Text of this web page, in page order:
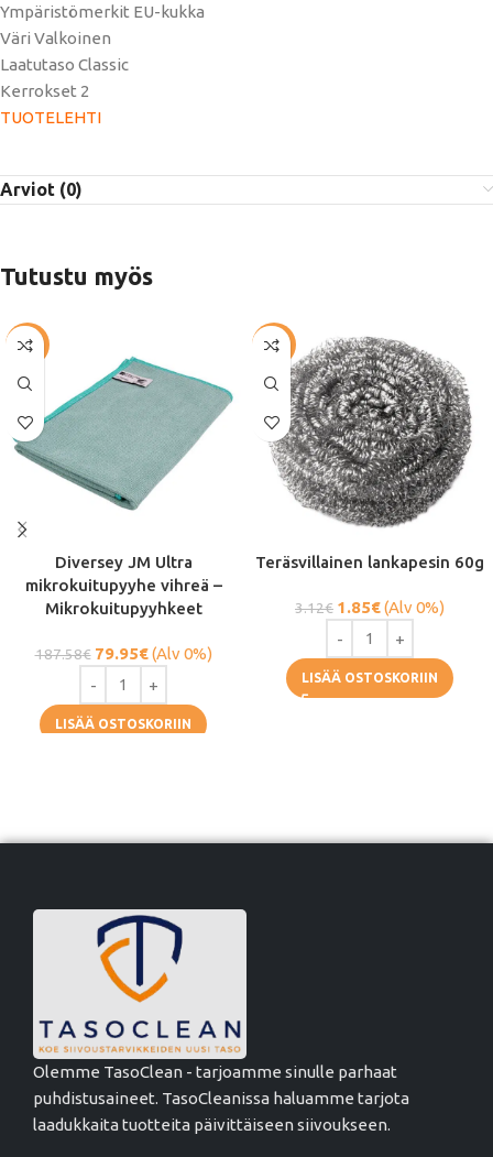
Ympäristömerkit EU-kukka
Väri Valkoinen
Laatutaso Classic
Kerrokset 2
TUOTELEHTI
Arviot (0)
Tutustu myös
-57%
Diversey JM Ultra
mikrokuitupyyhe vihreä –
Mikrokuitupyyhkeet
187.58€ 79.95€(Alv 0%)
LISÄÄ OSTOSKORIIN
-41%
Teräsvillainen lankapesin 60g
3.12€ 1.85€(Alv 0%)
LISÄÄ OSTOSKORIIN
Olemme TasoClean - tarjoamme sinulle parhaat
puhdistusaineet. TasoCleanissa haluamme tarjota
laadukkaita tuotteita päivittäiseen siivoukseen.